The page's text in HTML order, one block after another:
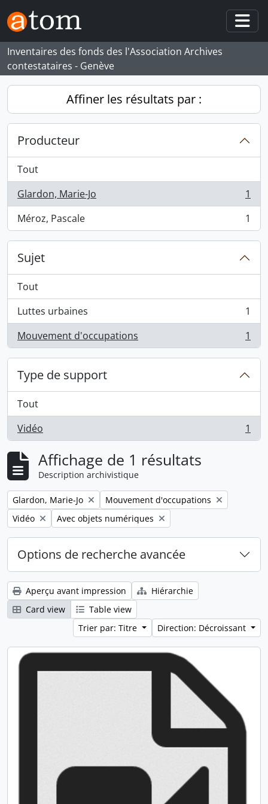
Skip to main content
Inventaires des fonds des l'Association Archives
contestataires - Genève
Affiner les résultats par :
Producteur
Tout
Glardon, Marie-Jo
, 1 résultats
1
Méroz, Pascale
, 1 résultats 1
Sujet
Tout
Luttes urbaines
, 1 résultats
1
Mouvement d'occupations
, 1 résultats 1
Type de support
Tout
Vidéo
, 1 résultats 1
Affichage de 1 résultats
Description archivistique
Remove filter:
Glardon, Marie-Jo Remove filter:
Mouvement d'occupations
Remove filter:
Vidéo Remove filter:
Avec objets numériques
Options de recherche avancée
Aperçu avant impression
Hiérarchie
Card view
Table view
Trier par: Titre
Direction: Décroissant